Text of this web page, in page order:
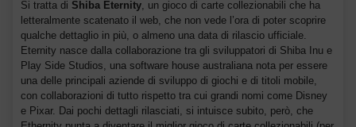
Si tratta di Shiba Eternity, un gioco di carte collezionabili che ha
letteralmente scatenato il web, che non vede l’ora di poter scoprire
qualche dettaglio in più, o almeno una data di rilascio ufficiale.
Eternity nasce dalla collaborazione tra gli sviluppatori di Shiba Inu e
Play Side Studios, una software house australiana nota per essere
una delle principali aziende di sviluppo di giochi e di titoli mobile,
con collaborazioni di tutto rispetto tra cui grandi nomi come Disney
e Pixar. Dai pochi dettagli rilasciati, si intuisce subito, però, che